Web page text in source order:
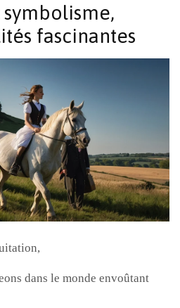
fascinantes
dans le monde envoûtant